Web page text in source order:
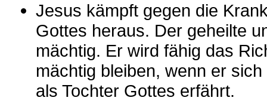
Jesus kämpft gegen die
Gottes heraus. Der geheilte
mächtig. Er wird fähig das
mächtig bleiben, wenn er
als Tochter Gottes erfährt.